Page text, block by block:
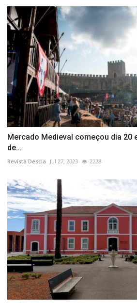
Mercado Medieval começou dia 20
de...
Revista Descla Jul 27, 2023 2228